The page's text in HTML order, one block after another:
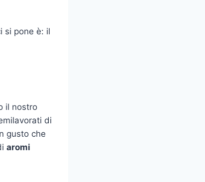
si pone è: il
il nostro
di
gusto che
aromi